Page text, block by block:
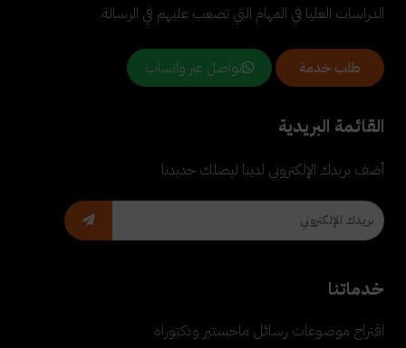
الدراسات العليا في المهام التي تصعب عليهم في الرسالة.
طلب خدمة تواصل عبر واتساب
القائمة البريدية
أضف بريدك الإلكتروني لدينا ليصلك جديدنا
خدماتنا
اقتراح موضوعات رسائل ماجستير ودكتوراه